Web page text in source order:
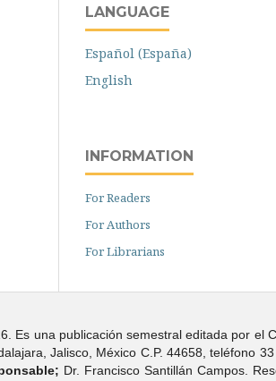
LANGUAGE
Español (España)
English
INFORMATION
For Readers
For Authors
For Librarians
Es una publicación semestral editada por el
Jalisco, México C.P. 44658, teléfono 33
Dr. Francisco Santillán Campos.